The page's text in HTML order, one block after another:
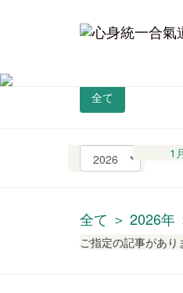
全て
西
暦
択
1
全て ＞ 2026年
ご指定の記事があり